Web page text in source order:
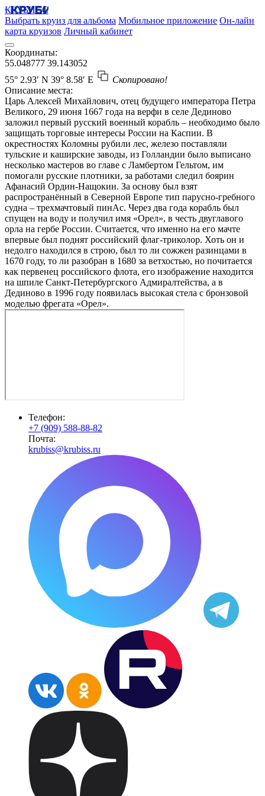
КРУБИСС
Выбрать круиз для альбома Мобильное приложение Он-лайн
карта круизов Личный кабинет
Координаты:
55.048777 39.143052
55° 2.93′ N 39° 8.58′ E
Скопировано!
Описание места:
Царь Алексей Михайлович, отец будущего императора Петра
Великого, 29 июня 1667 года на верфи в селе Дединово
заложил первый русский военный корабль – необходимо было
защищать торговые интересы России на Каспии. В
окрестностях Коломны рубили лес, железо поставляли
тульские и каширские заводы, из Голландии было выписано
несколько мастеров во главе с Ламбертом Гельтом, им
помогали русские плотники, за работами следил боярин
Афанасий Ордин-Нащокин. За основу был взят
распространённый в Северной Европе тип парусно-гребного
судна – трехмачтовый пинАс. Через два года корабль был
спущен на воду и получил имя «Орел», в честь двуглавого
орла на гербе России. Считается, что именно на его мачте
впервые был поднят российский флаг-триколор. Хоть он и
недолго находился в строю, был то ли сожжен разинцами в
1670 году, то ли разобран в 1680 за ветхостью, но почитается
как первенец российского флота, его изображение находится
на шпиле Санкт-Петербургского Адмиралтейства, а в
Дединово в 1996 году появилась высокая стела с бронзовой
моделью фрегата «Орел».
Телефон:
+7 (909) 588-88-82
Почта:
krubiss@krubiss.ru